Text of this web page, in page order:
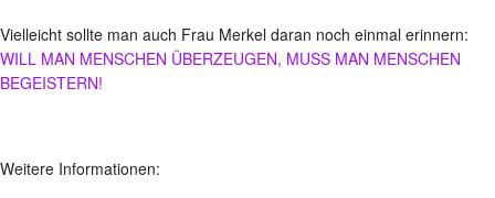
Vielleicht sollte man auch Frau Merkel daran noch einmal erinnern:
WILL MAN MENSCHEN ÜBERZEUGEN, MUSS MAN MENSCHEN
BEGEISTERN!
Weitere Informationen: